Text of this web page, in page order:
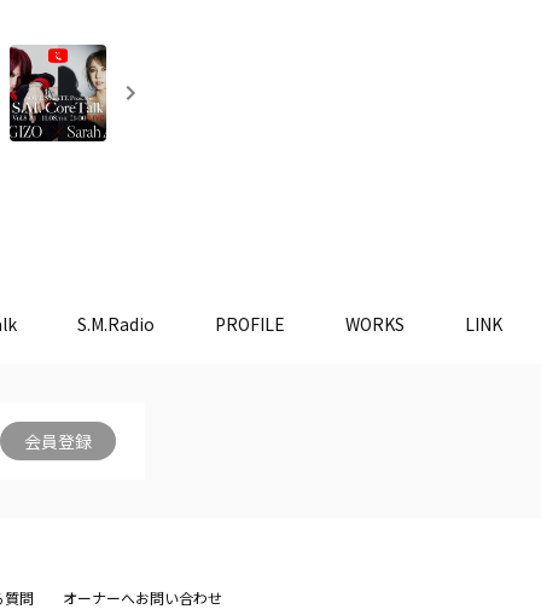
S.M.Radio PROFILE WORKS LINK
会員登録
質問 オーナーへお問い合わせ